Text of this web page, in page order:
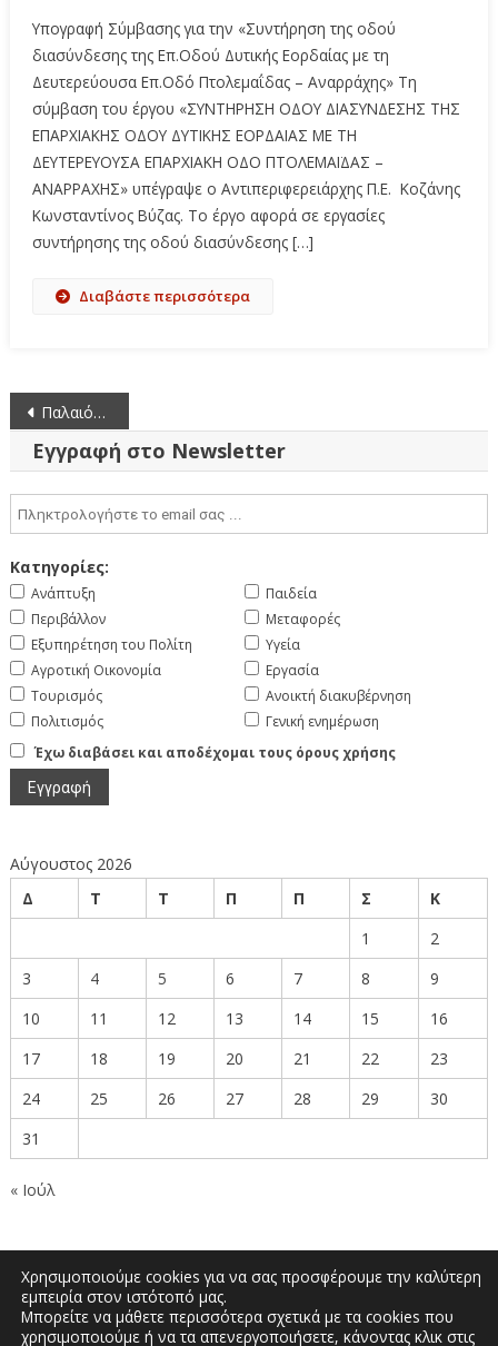
Υπογραφή Σύμβασης για την «Συντήρηση της οδού
διασύνδεσης της Επ.Οδού Δυτικής Εορδαίας με τη
Δευτερεύουσα Επ.Οδό Πτολεμαΐδας – Αναρράχης» Τη
σύμβαση του έργου «ΣΥΝΤΗΡΗΣΗ ΟΔΟΥ ΔΙΑΣΥΝΔΕΣΗΣ ΤΗΣ
ΕΠΑΡΧΙΑΚΗΣ ΟΔΟΥ ΔΥΤΙΚΗΣ ΕΟΡΔΑΙΑΣ ΜΕ ΤΗ
ΔΕΥΤΕΡΕΥΟΥΣΑ ΕΠΑΡΧΙΑΚΗ ΟΔΟ ΠΤΟΛΕΜΑΪΔΑΣ –
ΑΝΑΡΡΑΧΗΣ» υπέγραψε ο Αντιπεριφερειάρχης Π.Ε. Κοζάνης
Κωνσταντίνος Βύζας. Το έργο αφορά σε εργασίες
συντήρησης της οδού διασύνδεσης […]
Διαβάστε περισσότερα
Πλοήγηση
άρθρων
Παλαιότερα άρθρα
Εγγραφή στο Newsletter
Κατηγορίες:
Ανάπτυξη
Περιβάλλον
Εξυπηρέτηση του Πολίτη
Αγροτική Οικονομία
Τουρισμός
Πολιτισμός
Παιδεία
Μεταφορές
Υγεία
Εργασία
Ανοικτή διακυβέρνηση
Γενική ενημέρωση
Έχω διαβάσει και αποδέχομαι τους όρους χρήσης
Αύγουστος 2026
Δ
Τ Τ Π Π Σ
Κ
1
2
3
4 5 6 7 8
9
10
11 12 13 14 15
16
17
18 19 20 21 22
23
24
25 26 27 28 29
30
31
« Ιούλ
Δημοκρατίας 27, Κοζάνη 50100 | Τηλέφωνο:
Χρησιμοποιούμε cookies για να σας προσφέρουμε την καλύτερη
εμπειρία στον ιστότοπό μας.
Μπορείτε να μάθετε περισσότερα σχετικά με τα cookies που
χρησιμοποιούμε ή να τα απενεργοποιήσετε, κάνοντας κλικ στις